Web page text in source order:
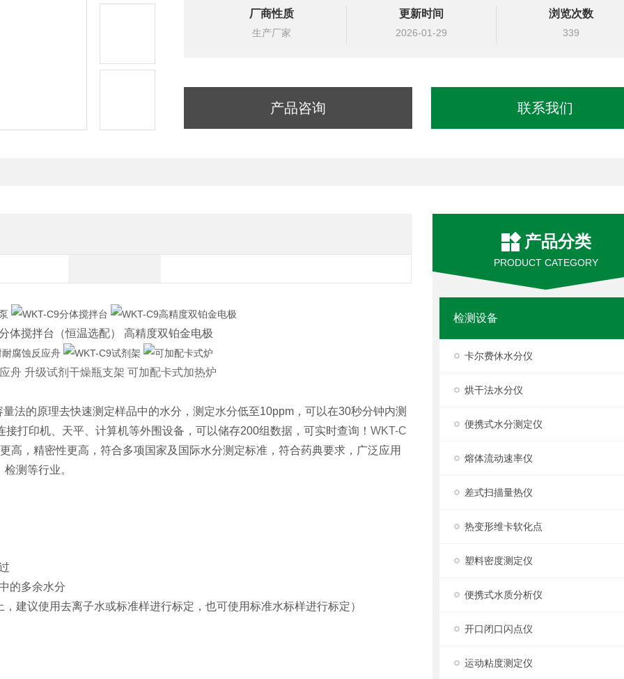
厂商性质
生产厂家
更新时间
2026-01-29
浏览次数
339
产品咨询 联系我们
产品分类
PRODUCT CATEGORY
检测设备
卡尔费休水分仪
烘干法水分仪
便携式水分测定仪
熔体流动速率仪
差式扫描量热仪
热变形维卡软化点
塑料密度测定仪
便携式水质分析仪
开口闭口闪点仪
运动粘度测定仪
体搅拌台（恒温选配） 高精度双铂金电极
舟 升级试剂干燥瓶支架 可加配卡式加热炉
法的原理去快速测定样品中的水分，测定水分低至10ppm，可以在30秒分钟内测
打印机、天平、计算机等外围设备，可以储存200组数据，可实时查询！ WKT-C
高，精密性更高，符合多项国家及国际水分测定标准，符合药典要求，广泛应用
测等行业。
的多余水分
建议使用去离子水或标准样进行标定，也可使用标准水标样进行标定）